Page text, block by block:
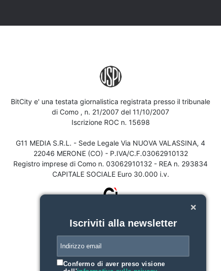
BitCity e' una testata giornalistica registrata presso il tribunale
di Como , n. 21/2007 del 11/10/2007
Iscrizione ROC n. 15698
G11 MEDIA S.R.L. - Sede Legale Via NUOVA VALASSINA, 4
22046 MERONE (CO) - P.IVA/C.F.03062910132
Registro imprese di Como n. 03062910132 - REA n. 293834
CAPITALE SOCIALE Euro 30.000 i.v.
Iscriviti alla newsletter
Confermo di aver preso visione